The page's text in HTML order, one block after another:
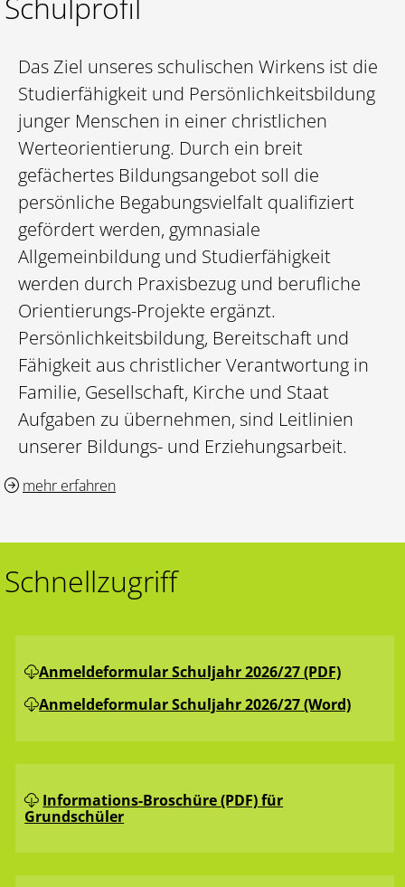
Das Ziel unseres schulischen Wirkens ist die
Studierfähigkeit und Persönlichkeitsbildung
junger Menschen in einer christlichen
Werteorientierung. Durch ein breit
gefächertes Bildungsangebot soll die
persönliche Begabungsvielfalt qualifiziert
gefördert werden, gymnasiale
Allgemeinbildung und Studierfähigkeit
werden durch Praxisbezug und berufliche
Orientierungs-Projekte ergänzt.
Persönlichkeitsbildung, Bereitschaft und
Fähigkeit aus christlicher Verantwortung in
Familie, Gesellschaft, Kirche und Staat
Aufgaben zu übernehmen, sind Leitlinien
unserer Bildungs- und Erziehungsarbeit.
mehr erfahren
Schnellzugriff
Anmeldeformular Schuljahr 2026/27 (PDF)
Anmeldeformular Schuljahr 2026/27 (Word)
Informations-Broschüre (PDF) für
Grundschüler